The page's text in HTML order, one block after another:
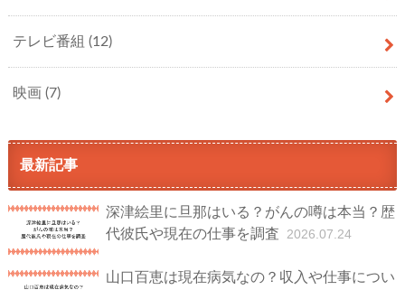
テレビ番組 (12)
映画 (7)
最新記事
深津絵里に旦那はいる？がんの噂は本当？歴
代彼氏や現在の仕事を調査
2026.07.24
山口百恵は現在病気なの？収入や仕事につい